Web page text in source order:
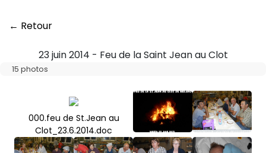
← Retour
23 juin 2014 - Feu de la Saint Jean au Clot
15 photos
000.feu de St.Jean au
Clot_23.6.2014.doc